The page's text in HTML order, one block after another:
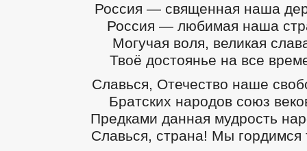
Россия — священная наша
Россия — любимая наша
Могучая воля, великая
Твоё достоянье на все
Славься, Отечество наше
Братских народов союз
Предками данная мудрость
Славься, страна! Мы гордимся